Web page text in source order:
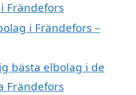
Frändefors
i Frändefors –
bästa elbolag i de
Frändefors